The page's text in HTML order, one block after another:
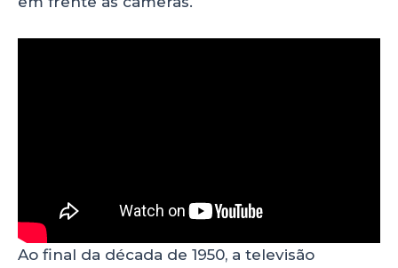
Ao final da década de 1950, a televisão